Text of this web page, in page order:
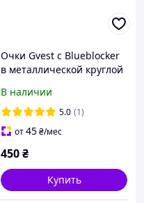
Очки Gvest с Blueblocker
в металлической круглой
полуободковой оправе
В наличии
5.0 (1)
от45₴/мес
450₴
Купить